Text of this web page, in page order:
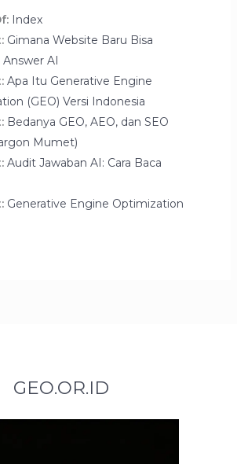
Index
Gimana Website Baru Bisa
AI
Apa Itu Generative Engine
(GEO) Versi Indonesia
Bedanya GEO, AEO, dan SEO
Mumet)
Audit Jawaban AI: Cara Baca
Generative Engine Optimization
GEO.OR.ID